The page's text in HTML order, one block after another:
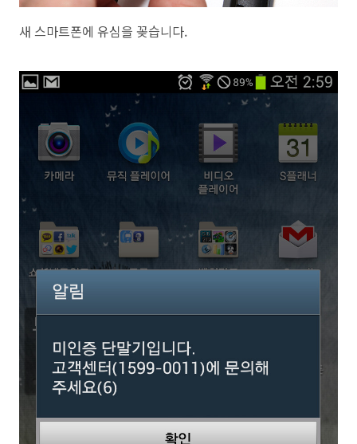
새 스마트폰에 유심을 꽂습니다.